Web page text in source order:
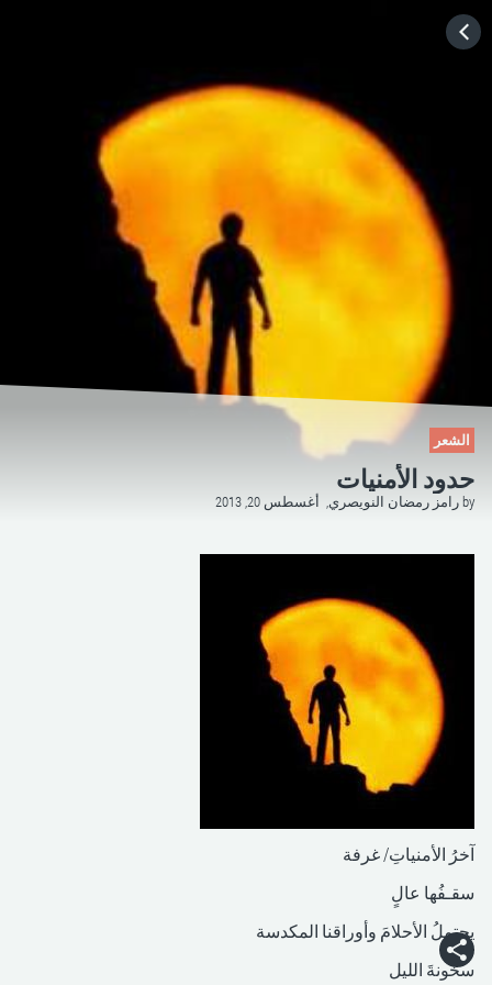
الشعر
حدود الأمنيات
byرامز رمضان النويصري, أغسطس 20, 2013
آخرُ الأمنياتِ/ غرفة
سقـفُها عالٍ
يحتملُ الأحلامَ وأوراقنا المكدسة
سخونةَ الليل
HOME
VISIT WEBSITE